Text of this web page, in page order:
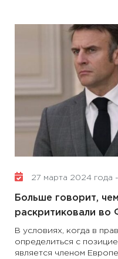
27 марта 2024 года
Больше говорит,
раскритиковали во
В условиях, когда в
определиться с
является членом